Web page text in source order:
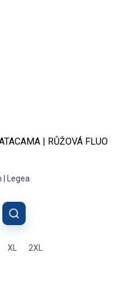
| RŮŽOVÁ FLUO
| Legea
XL 2XL